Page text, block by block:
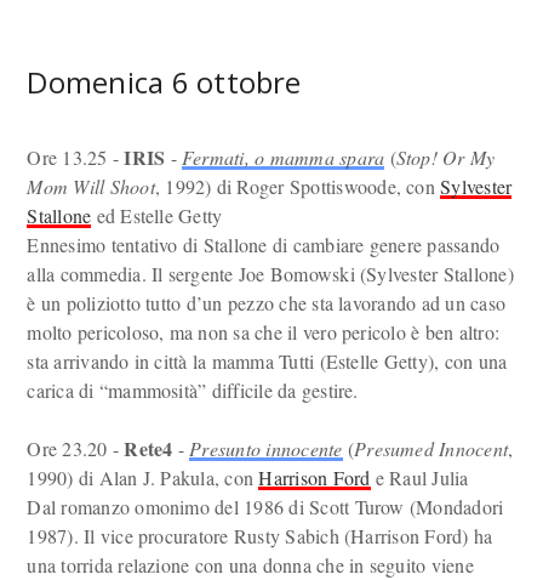
Domenica 6 ottobre
Ore 13.25 -IRIS - Fermati, o mamma spara (Stop! Or My
Mom Will Shoot, 1992) di Roger Spottiswoode, conSylvester
Stallone ed Estelle Getty
Ennesimo tentativo di Stallone di cambiare genere passando
alla commedia. Il sergente Joe Bomowski (Sylvester Stallone)
è un poliziotto tutto d’un pezzo che sta lavorando ad un caso
molto pericoloso, ma non sa che il vero pericolo è ben altro:
sta arrivando in città la mamma Tutti (Estelle Getty), con una
carica di “mammosità” difficile da gestire.
Ore 23.20 -Rete4 - Presunto innocente (Presumed Innocent,
1990) di Alan J. Pakula, conHarrison Ford e Raul Julia
Dal romanzo omonimo del 1986 di Scott Turow (Mondadori
1987). Il vice procuratore Rusty Sabich (Harrison Ford) ha
una torrida relazione con una donna che in seguito viene